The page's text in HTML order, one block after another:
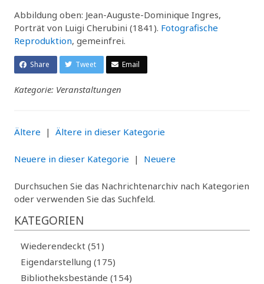
Abbildung oben: Jean-Auguste-Dominique Ingres,
Porträt von Luigi Cherubini (1841). Fotografische
Reproduktion, gemeinfrei.
Share Tweet Email
Kategorie: Veranstaltungen
Ältere | Ältere in dieser Kategorie
Neuere in dieser Kategorie | Neuere
Durchsuchen Sie das Nachrichtenarchiv nach Kategorien
oder verwenden Sie das Suchfeld.
KATEGORIEN
Wiederendeckt (51)
Eigendarstellung (175)
Bibliotheksbestände (154)